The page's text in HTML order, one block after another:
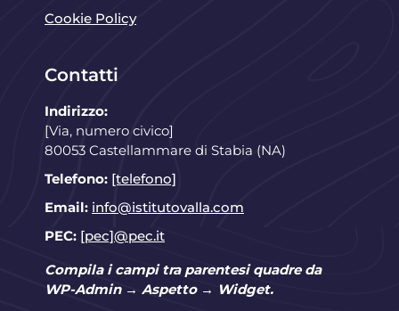
Cookie Policy
Contatti
Indirizzo:
[Via, numero civico]
80053 Castellammare di Stabia (NA)
Telefono: [telefono]
Email: info@istitutovalla.com
PEC: [pec]@pec.it
Compila i campi tra parentesi quadre da
WP-Admin → Aspetto → Widget.